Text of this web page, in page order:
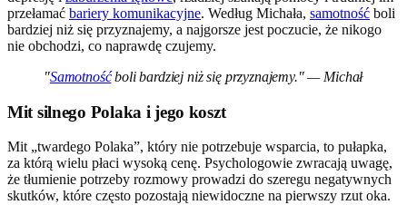
przełamać bariery komunikacyjne. Według Michała, samotność boli
bardziej niż się przyznajemy, a najgorsze jest poczucie, że nikogo
nie obchodzi, co naprawdę czujemy.
"Samotnośćboli bardziej niż się przyznajemy." — Michał
Mit silnego Polaka i jego koszt
Mit „twardego Polaka”, który nie potrzebuje wsparcia, to pułapka,
za którą wielu płaci wysoką cenę. Psychologowie zwracają uwagę,
że tłumienie potrzeby rozmowy prowadzi do szeregu negatywnych
skutków, które często pozostają niewidoczne na pierwszy rzut oka.